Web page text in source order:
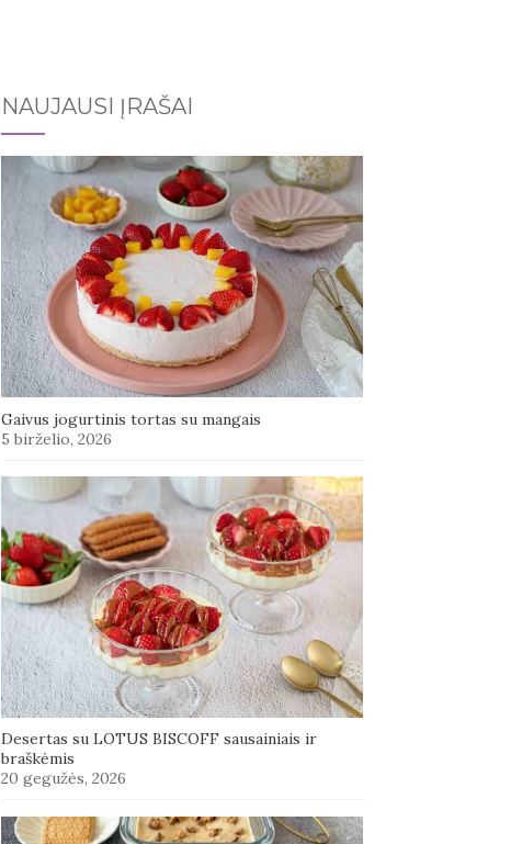
NAUJAUSI ĮRAŠAI
Gaivus jogurtinis tortas su mangais
5 birželio, 2026
Desertas su LOTUS BISCOFF sausainiais ir
braškėmis
20 gegužės, 2026